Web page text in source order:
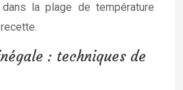
la plage de température
: techniques de